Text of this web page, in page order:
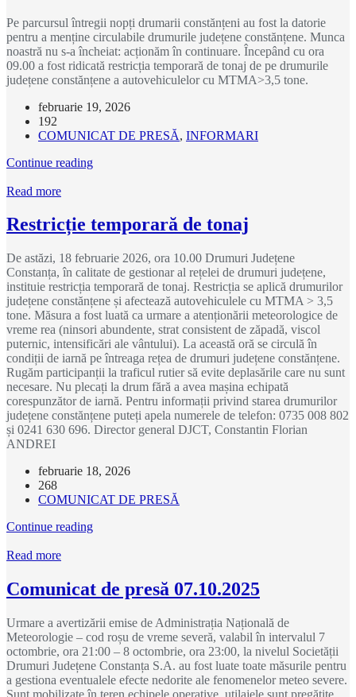
Pe parcursul întregii nopți drumarii constănțeni au fost la datorie
pentru a menține circulabile drumurile județene constănțene. Munca
noastră nu s-a încheiat: acționăm în continuare. Începând cu ora
09.00 a fost ridicată restricția temporară de tonaj de pe drumurile
județene constănțene a autovehiculelor cu MTMA>3,5 tone.
februarie 19, 2026
192
COMUNICAT DE PRESĂ, INFORMARI
Continue reading
Read more
Restricție temporară de tonaj
De astăzi, 18 februarie 2026, ora 10.00 Drumuri Județene
Constanța, în calitate de gestionar al rețelei de drumuri județene,
instituie restricția temporară de tonaj. Restricția se aplică drumurilor
județene constănțene și afectează autovehiculele cu MTMA > 3,5
tone. Măsura a fost luată ca urmare a atenționării meteorologice de
vreme rea (ninsori abundente, strat consistent de zăpadă, viscol
puternic, intensificări ale vântului). La această oră se circulă în
condiții de iarnă pe întreaga rețea de drumuri județene constănțene.
Rugăm participanții la traficul rutier să evite deplasările care nu sunt
necesare. Nu plecați la drum fără a avea mașina echipată
corespunzător de iarnă. Pentru informații privind starea drumurilor
județene constănțene puteți apela numerele de telefon: 0735 008 802
și 0241 630 696. Director general DJCT, Constantin Florian
ANDREI
februarie 18, 2026
268
COMUNICAT DE PRESĂ
Continue reading
Read more
Comunicat de presă 07.10.2025
Urmare a avertizării emise de Administrația Națională de
Meteorologie – cod roșu de vreme severă, valabil în intervalul 7
octombrie, ora 21:00 – 8 octombrie, ora 23:00, la nivelul Societății
Drumuri Județene Constanța S.A. au fost luate toate măsurile pentru
a gestiona eventualele efecte nedorite ale fenomenelor meteo severe.